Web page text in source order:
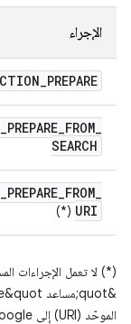
الإجراء
_PREPARE
_PREPARE_FROM_
SEARCH
_PREPARE_FROM_
URI
(*)